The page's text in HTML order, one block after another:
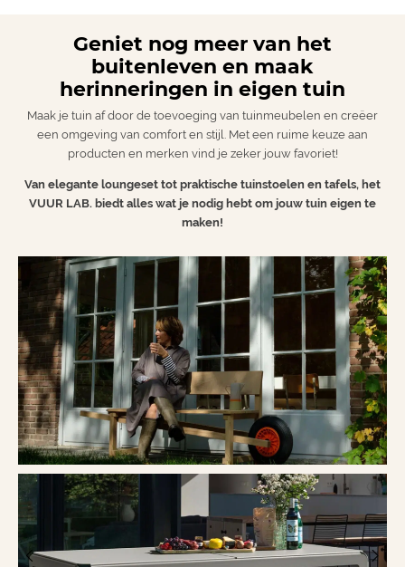
Geniet nog meer van het
buitenleven en maak
herinneringen in eigen tuin
Maak je tuin af door de toevoeging van tuinmeubelen en creëer
een omgeving van comfort en stijl. Met een ruime keuze aan
producten en merken vind je zeker jouw favoriet!
Van elegante loungeset tot praktische tuinstoelen en tafels, het
VUUR LAB. biedt alles wat je nodig hebt om jouw tuin eigen te
maken!